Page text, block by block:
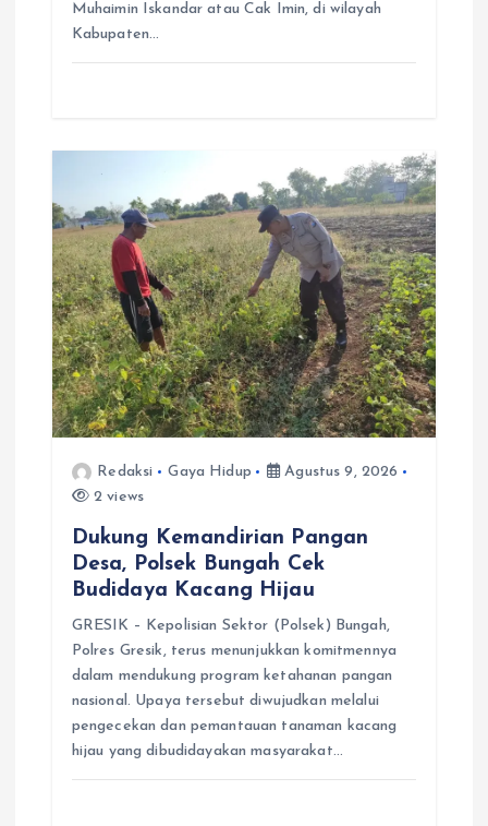
Muhaimin Iskandar atau Cak Imin, di wilayah
Kabupaten…
Redaksi Gaya Hidup
Agustus 9, 2026
2 views
Dukung Kemandirian Pangan
Desa, Polsek Bungah Cek
Budidaya Kacang Hijau
GRESIK – Kepolisian Sektor (Polsek) Bungah,
Polres Gresik, terus menunjukkan komitmennya
dalam mendukung program ketahanan pangan
nasional. Upaya tersebut diwujudkan melalui
pengecekan dan pemantauan tanaman kacang
hijau yang dibudidayakan masyarakat…